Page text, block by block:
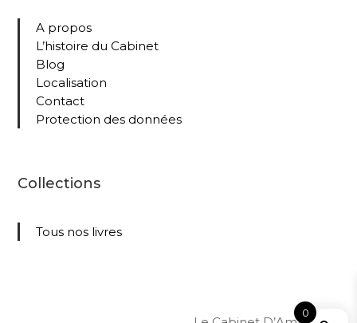
A propos
L’histoire du Cabinet
Blog
Localisation
Contact
Protection des données
Collections
Tous nos livres
0